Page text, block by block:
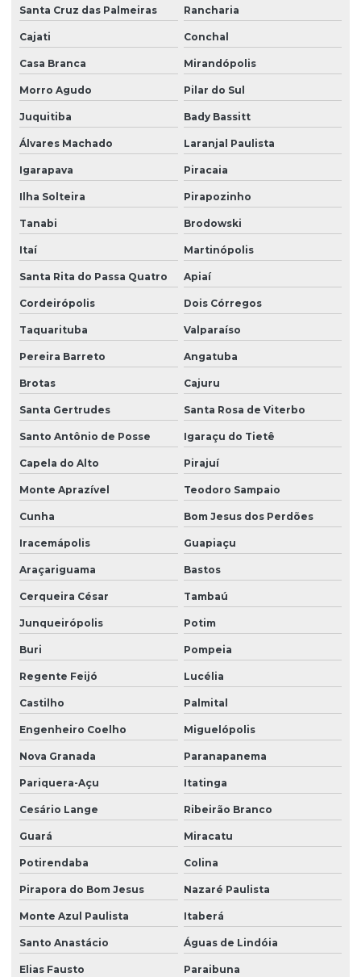
Santa Cruz das Palmeiras Rancharia
Cajati Conchal
Casa Branca Mirandópolis
Morro Agudo Pilar do Sul
Juquitiba Bady Bassitt
Álvares Machado Laranjal Paulista
Igarapava Piracaia
Ilha Solteira Pirapozinho
Tanabi Brodowski
Itaí Martinópolis
Santa Rita do Passa Quatro Apiaí
Cordeirópolis Dois Córregos
Taquarituba Valparaíso
Pereira Barreto Angatuba
Brotas Cajuru
Santa Gertrudes Santa Rosa de Viterbo
Santo Antônio de Posse Igaraçu do Tietê
Capela do Alto Pirajuí
Monte Aprazível Teodoro Sampaio
Cunha Bom Jesus dos Perdões
Iracemápolis Guapiaçu
Araçariguama Bastos
Cerqueira César Tambaú
Junqueirópolis Potim
Buri Pompeia
Regente Feijó Lucélia
Castilho Palmital
Engenheiro Coelho Miguelópolis
Nova Granada Paranapanema
Pariquera-Açu Itatinga
Cesário Lange Ribeirão Branco
Guará Miracatu
Potirendaba Colina
Pirapora do Bom Jesus Nazaré Paulista
Monte Azul Paulista Itaberá
Santo Anastácio Águas de Lindóia
Elias Fausto Paraibuna